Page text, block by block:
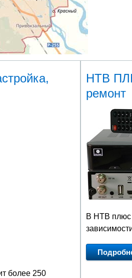
более 250
НТВ
ремонт
В НТВ плюс